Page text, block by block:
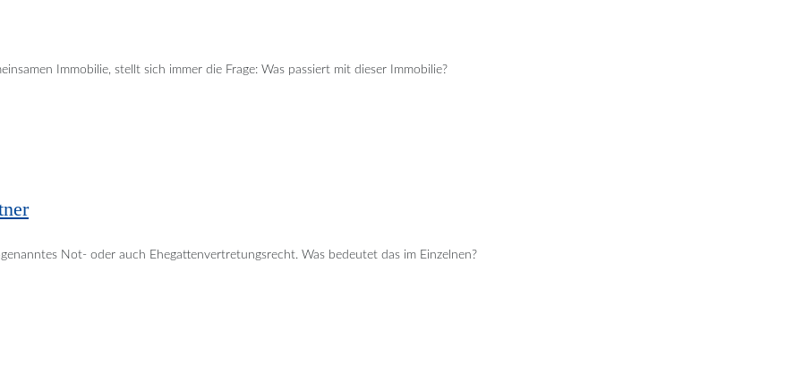
Immobilie, stellt sich immer die Frage: Was passiert mit dieser Immobilie?
Not- oder auch Ehegattenvertretungsrecht. Was bedeutet das im Einzelnen?